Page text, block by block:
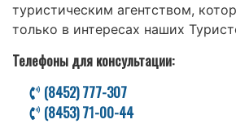
туристическим агентством,
только в интересах наших
Телефоны для консультации:
(8452) 777-307
(8453) 71-00-44